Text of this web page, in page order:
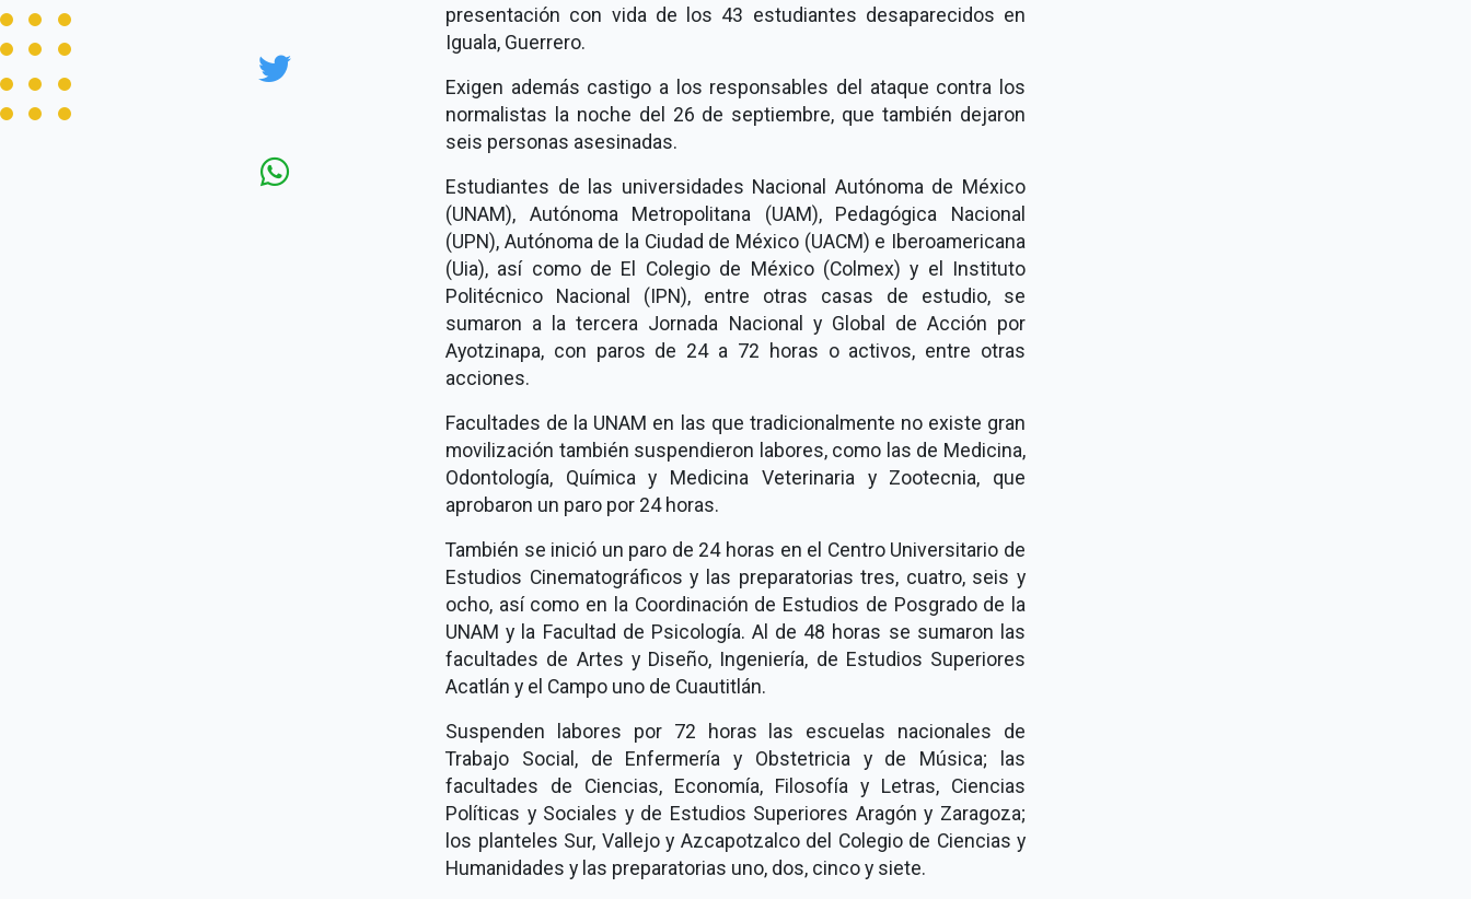
presentación con vida de los 43 estudiantes desaparecidos en
Iguala, Guerrero.
Exigen además castigo a los responsables del ataque contra los
normalistas la noche del 26 de septiembre, que también dejaron
seis personas asesinadas.
Estudiantes de las universidades Nacional Autónoma de México
(UNAM), Autónoma Metropolitana (UAM), Pedagógica Nacional
(UPN), Autónoma de la Ciudad de México (UACM) e Iberoamericana
(Uia), así como de El Colegio de México (Colmex) y el Instituto
Politécnico Nacional (IPN), entre otras casas de estudio, se
sumaron a la tercera Jornada Nacional y Global de Acción por
Ayotzinapa, con paros de 24 a 72 horas o activos, entre otras
acciones.
Facultades de la UNAM en las que tradicionalmente no existe gran
movilización también suspendieron labores, como las de Medicina,
Odontología, Química y Medicina Veterinaria y Zootecnia, que
aprobaron un paro por 24 horas.
También se inició un paro de 24 horas en el Centro Universitario de
Estudios Cinematográficos y las preparatorias tres, cuatro, seis y
ocho, así como en la Coordinación de Estudios de Posgrado de la
UNAM y la Facultad de Psicología. Al de 48 horas se sumaron las
facultades de Artes y Diseño, Ingeniería, de Estudios Superiores
Acatlán y el Campo uno de Cuautitlán.
Suspenden labores por 72 horas las escuelas nacionales de
Trabajo Social, de Enfermería y Obstetricia y de Música; las
facultades de Ciencias, Economía, Filosofía y Letras, Ciencias
Políticas y Sociales y de Estudios Superiores Aragón y Zaragoza;
los planteles Sur, Vallejo y Azcapotzalco del Colegio de Ciencias y
Humanidades y las preparatorias uno, dos, cinco y siete.